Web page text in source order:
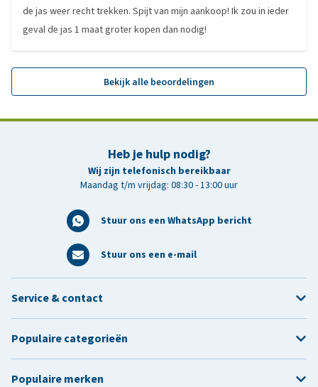
de jas weer recht trekken. Spijt van mijn aankoop! Ik zou in ieder
geval de jas 1 maat groter kopen dan nodig!
Bekijk alle beoordelingen
Heb je hulp nodig?
Wij zijn telefonisch bereikbaar
Maandag t/m vrijdag: 08:30 - 13:00 uur
Stuur ons een WhatsApp bericht
Stuur ons een e-mail
Service & contact
Populaire categorieën
Populaire merken